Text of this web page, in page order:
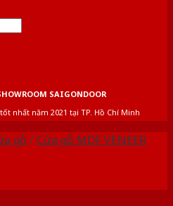
SAIGONDOOR
nhất năm 2021 tại TP. Hồ Chí Minh
gỗ /Cửa gỗ MDF VENEER